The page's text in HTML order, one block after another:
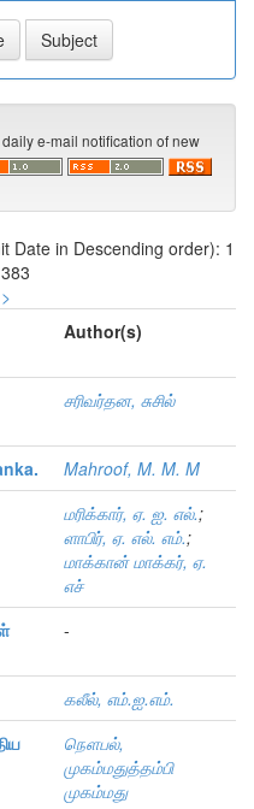
e-mail notification of new
Date in Descending order): 1
Author(s)
சரிவர்தன, சுசில்
Mahroof, M. M. M
மரிக்கார், ஏ. ஐ. எல்.;
ளாபிர், ஏ. எல். எம்.;
மாக்கான் மாக்கர், ஏ.
எச்
-
கலீல், எம்.ஐ.எம்.
நௌபல்,
முகம்மதுத்தம்பி
முகம்மது